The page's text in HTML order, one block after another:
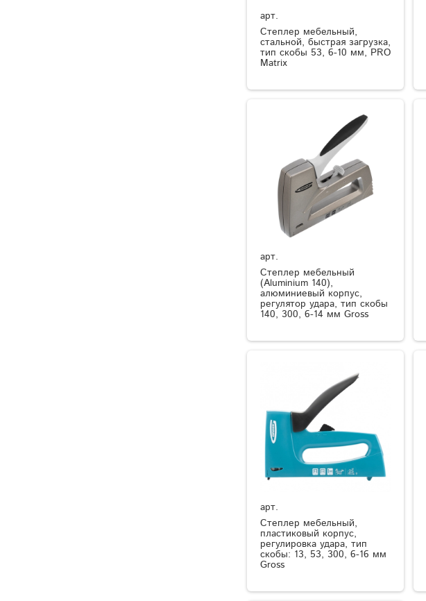
арт.
Степлер мебельный,
стальной, быстрая загрузка,
тип скобы 53, 6-10 мм, PRO
Matrix
арт.
Степлер мебельный
(Aluminium 140),
алюминиевый корпус,
регулятор удара, тип скобы
140, 300, 6-14 мм Gross
арт.
Степлер мебельный,
пластиковый корпус,
регулировка удара, тип
скобы: 13, 53, 300, 6-16 мм
Gross